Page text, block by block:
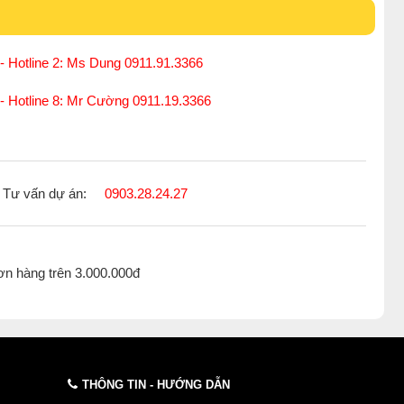
Hotline 2: Ms Dung 0911.91.3366
Hotline 8: Mr Cường 0911.19.3366
Tư vấn dự án: 0903.28.24.27
hàng trên 3.000.000đ
THÔNG TIN - HƯỚNG DẪN